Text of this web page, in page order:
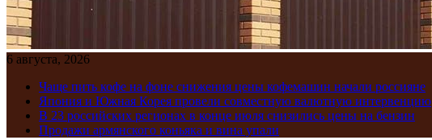
6 августа, 2026
Чаще пить кофе на фоне снижения цены кофемашин начали россияне
Япония и Южная Корея провели совместную валютную интервенцию
В 23 российских регионах в конце июля снизились цены на бензин
Продажи армянского коньяка и вина упали